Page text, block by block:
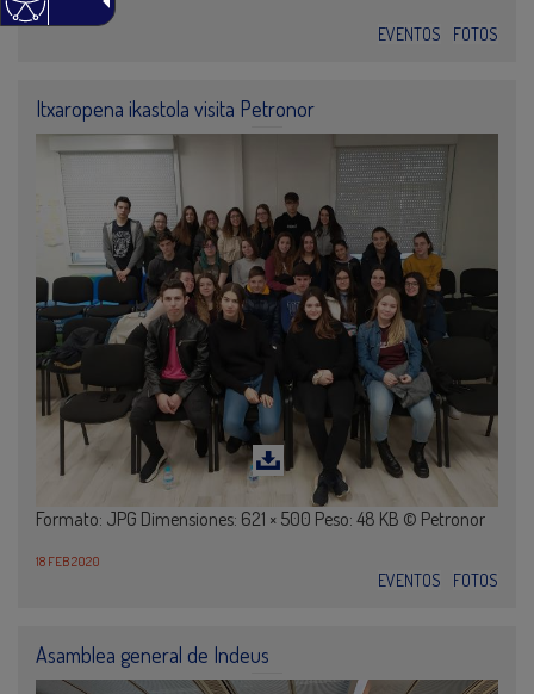
26 FEB 2020
EVENTOS FOTOS
Itxaropena ikastola visita Petronor
Formato: JPG Dimensiones: 621 × 500 Peso: 48 KB © Petronor
18 FEB 2020
EVENTOS FOTOS
Asamblea general de Indeus